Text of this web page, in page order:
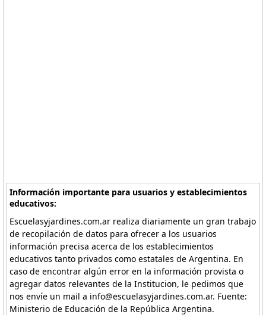
Información importante para usuarios y establecimientos
educativos:
Escuelasyjardines.com.ar realiza diariamente un gran trabajo
de recopilación de datos para ofrecer a los usuarios
información precisa acerca de los establecimientos
educativos tanto privados como estatales de Argentina. En
caso de encontrar algún error en la información provista o
agregar datos relevantes de la Institucion, le pedimos que
nos envíe un mail a info@escuelasyjardines.com.ar. Fuente:
Ministerio de Educación de la República Argentina.